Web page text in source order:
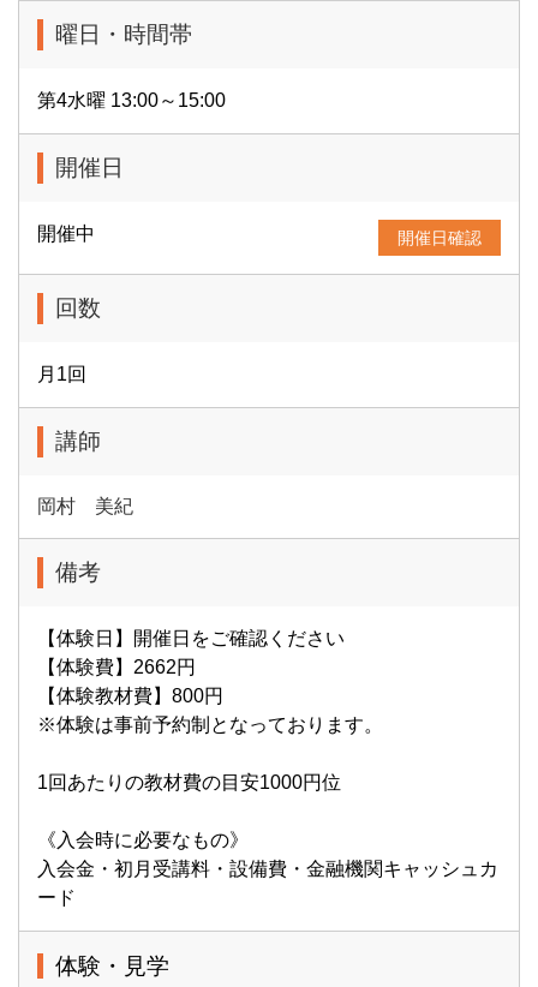
曜日・時間帯
第4水曜 13:00～15:00
開催日
開催中 開催日確認
回数
月1回
講師
岡村 美紀
備考
【体験日】開催日をご確認ください
【体験費】2662円
【体験教材費】800円
※体験は事前予約制となっております。
1回あたりの教材費の目安1000円位
《入会時に必要なもの》
入会金・初月受講料・設備費・金融機関キャッシュカ
ード
体験・見学